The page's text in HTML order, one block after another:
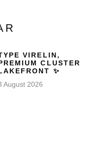
VIRELIN,
CLUSTER
✨
August 2026